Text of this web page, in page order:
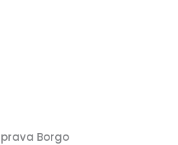
Borgo